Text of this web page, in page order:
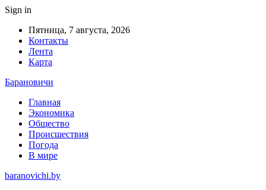
Sign in
Пятница, 7 августа, 2026
Контакты
Лента
Карта
Барановичи
Главная
Экономика
Общество
Происшествия
Погода
В мире
baranovichi.by